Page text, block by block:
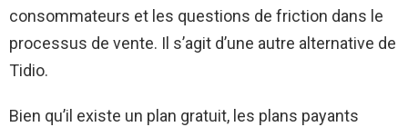
consommateurs et les questions de friction dans le
processus de vente. Il s’agit d’une autre alternative de
Tidio.
Bien qu’il existe un plan gratuit, les plans payants